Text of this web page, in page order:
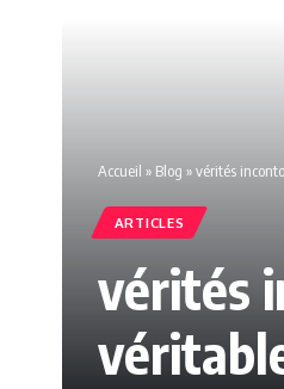
Accueil » Blog »vérités
ARTICLES
vérités